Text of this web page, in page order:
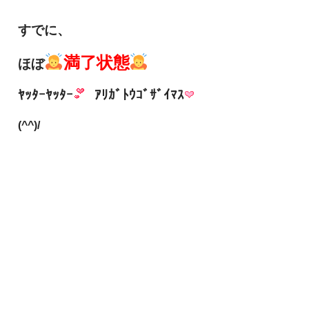
すでに、
ほぼ 満了状態
ﾔｯﾀｰﾔｯﾀｰ ｱﾘｶﾞﾄｳｺﾞｻﾞｲﾏｽ
(^^)/